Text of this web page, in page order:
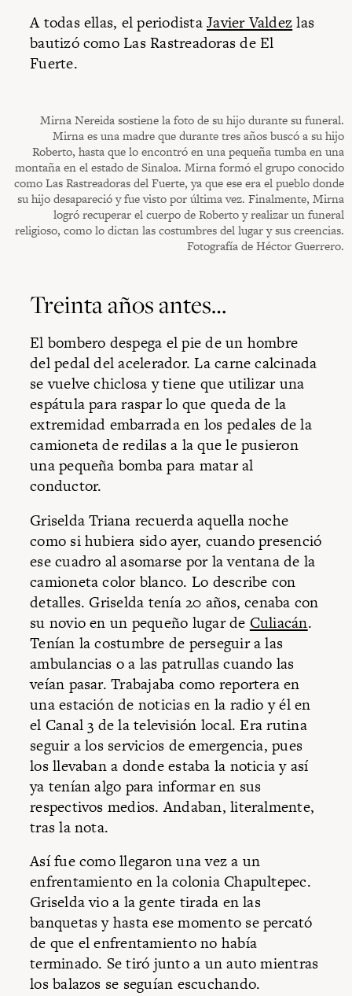
A todas ellas, el periodistaJavier Valdezlas
bautizó como Las Rastreadoras de El
Fuerte.
Mirna Nereida sostiene la foto de su hijo durante su funeral.
Mirna es una madre que durante tres años buscó a su hijo
Roberto, hasta que lo encontró en una pequeña tumba en una
montaña en el estado de Sinaloa. Mirna formó el grupo conocido
como Las Rastreadoras del Fuerte, ya que ese era el pueblo donde
su hijo desapareció y fue visto por última vez. Finalmente, Mirna
logró recuperar el cuerpo de Roberto y realizar un funeral
religioso, como lo dictan las costumbres del lugar y sus creencias.
Fotografía de Héctor Guerrero.
Treinta años antes…
El bombero despega el pie de un hombre
del pedal del acelerador. La carne calcinada
se vuelve chiclosa y tiene que utilizar una
espátula para raspar lo que queda de la
extremidad embarrada en los pedales de la
camioneta de redilas a la que le pusieron
una pequeña bomba para matar al
conductor.
Griselda Triana recuerda aquella noche
como si hubiera sido ayer, cuando presenció
ese cuadro al asomarse por la ventana de la
camioneta color blanco. Lo describe con
detalles. Griselda tenía 20 años, cenaba con
su novio en un pequeño lugar de Culiacán.
Tenían la costumbre de perseguir a las
ambulancias o a las patrullas cuando las
veían pasar. Trabajaba como reportera en
una estación de noticias en la radio y él en
el Canal 3 de la televisión local. Era rutina
seguir a los servicios de emergencia, pues
los llevaban a donde estaba la noticia y así
ya tenían algo para informar en sus
respectivos medios. Andaban, literalmente,
tras la nota.
Así fue como llegaron una vez a un
enfrentamiento en la colonia Chapultepec.
Griselda vio a la gente tirada en las
banquetas y hasta ese momento se percató
de que el enfrentamiento no había
terminado. Se tiró junto a un auto mientras
los balazos se seguían escuchando.